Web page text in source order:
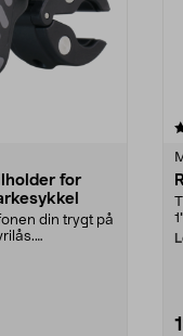
for
din trygt på
stjerner